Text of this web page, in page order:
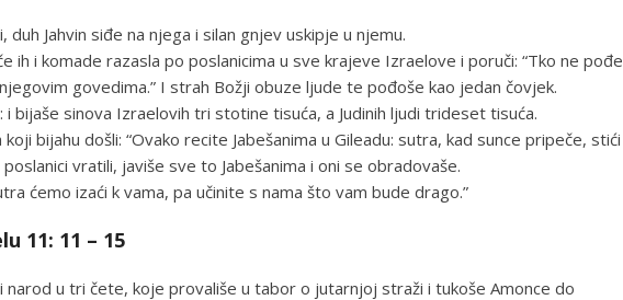
duh Jahvin siđe na njega i silan gnjev uskipje u njemu.
ih i komade razasla po poslanicima u sve krajeve Izraelove i poruči: “Tko ne pođe
govedima.” I strah Božji obuze ljude te pođoše kao jedan čovjek.
i bijaše sinova Izraelovih tri stotine tisuća, a Judinih ljudi trideset tisuća.
bijahu došli: “Ovako recite Jabešanima u Gileadu: sutra, kad sunce pripeče, stići
vratili, javiše sve to Jabešanima i oni se obradovaše.
ćemo izaći k vama, pa učinite s nama što vam bude drago.”
11: 11 – 15
narod u tri čete, koje provališe u tabor o jutarnjoj straži i tukoše Amonce do